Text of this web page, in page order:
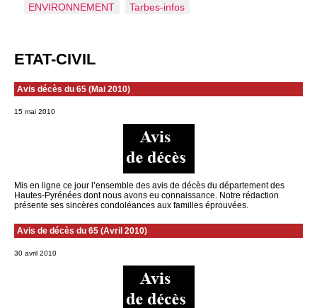
ENVIRONNEMENT
Tarbes-infos
ETAT-CIVIL
Avis décès du 65 (Mai 2010)
15 mai 2010
Mis en ligne ce jour l’ensemble des avis de décès du département des
Hautes-Pyrénées dont nous avons eu connaissance. Notre rédaction
présente ses sincères condoléances aux familles éprouvées.
Avis de décès du 65 (Avril 2010)
30 avril 2010